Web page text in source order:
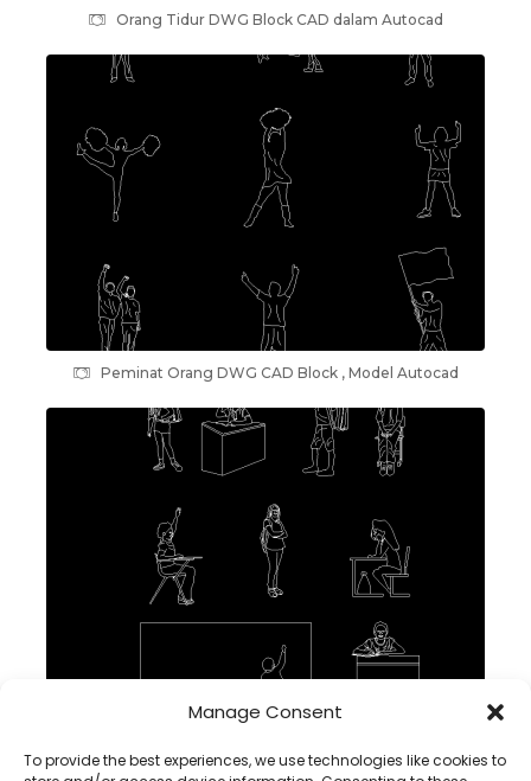
Manage Consent
To provide the best experiences, we use technologies like cookies to
Orang Tidur DWG Block CAD dalam Autocad
Peminat Orang DWG CAD Block , Model Autocad
Kanak-kanak Sekolah Block CAD dalam Autocad , dwg